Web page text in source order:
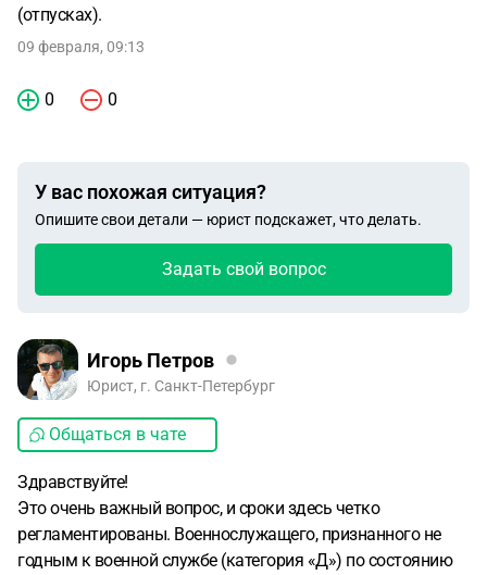
(отпусках).
09 февраля, 09:13
0 0
У вас похожая ситуация?
Опишите свои детали — юрист подскажет, что делать.
Задать свой вопрос
Игорь Петров
Юрист, г. Санкт-Петербург
Общаться в чате
Здравствуйте!
Это очень важный вопрос, и сроки здесь четко
регламентированы. Военнослужащего, признанного не
годным к военной службе (категория «Д») по состоянию